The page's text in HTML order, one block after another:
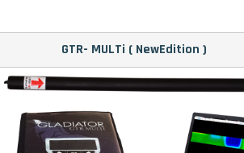
GTR- MULTi ( NewEdition )